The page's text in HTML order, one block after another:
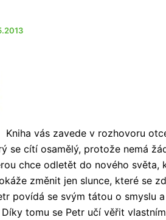
Kniha vás zavede v rozhovoru
se cítí osamělý, protože nemá
chce odletět do nového
změnit jen slunce, které se
povídá se svým tátou o smyslu
Díky tomu se Petr učí věřit